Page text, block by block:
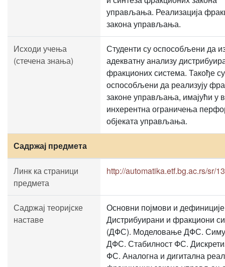
управљања. Реализација
закона управљања.
Исходи учења
(стечена знања)
Студенти су оспособљени да
адекватну анализу
фракционих система. Такође су
оспособљени да реализују
законе управљања, имајући у
инхерентна ограничења
објеката управљања.
Садржај предмета
Линк ка страници
предмета
http://automatika.etf.bg.ac.rs/sr/
Садржај теоријске
наставе
Основни појмови и
Дистрибуирани и фракциони
(ДФС). Моделовање ДФС.
ДФС. Стабилност ФС.
ФС. Аналогна и дигитална